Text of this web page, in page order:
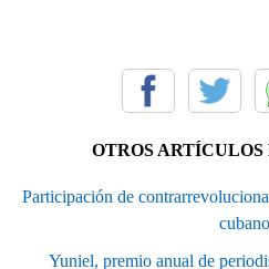
OTROS
Participación de
Yuniel, premio anual de